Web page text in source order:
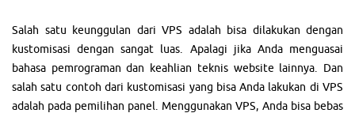
Salah satu keunggulan dari VPS adalah bisa dilakukan dengan
kustomisasi dengan sangat luas. Apalagi jika Anda menguasai
bahasa pemrograman dan keahlian teknis website lainnya. Dan
salah satu contoh dari kustomisasi yang bisa Anda lakukan di VPS
adalah pada pemilihan panel. Menggunakan VPS, Anda bisa bebas